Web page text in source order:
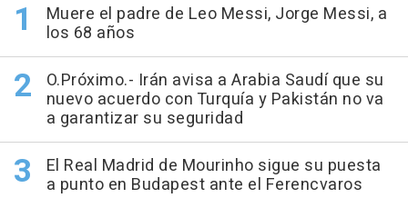
Muere el padre de Leo Messi, Jorge Messi, a
los 68 años
O.Próximo.- Irán avisa a Arabia Saudí que su
nuevo acuerdo con Turquía y Pakistán no va
a garantizar su seguridad
El Real Madrid de Mourinho sigue su puesta
a punto en Budapest ante el Ferencvaros